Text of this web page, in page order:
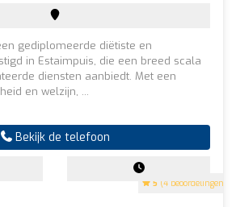
5 (4 beoordelingen)
gediplomeerde diëtiste en
in Estaimpuis, die een breed scala
diensten aanbiedt. Met een
en welzijn, ...
Bekijk de telefoon